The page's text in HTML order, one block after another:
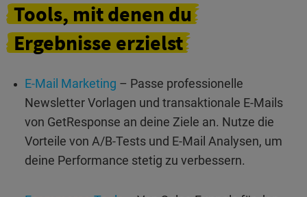
Tools, mit denen du
Ergebnisse erzielst
E-Mail Marketing – Passe professionelle
Newsletter Vorlagen und transaktionale E-Mails
von GetResponse an deine Ziele an. Nutze die
Vorteile von A/B-Tests und E-Mail Analysen, um
deine Performance stetig zu verbessern.